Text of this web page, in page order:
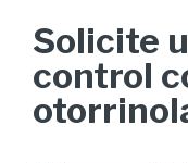
Solicite
control